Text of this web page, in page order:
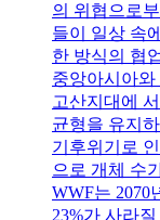
의 위협으로
들이 일상 속
한 방식의 협
중앙아시아와
고산지대에
균형을 유지하
기후위기로
으로 개체 수
WWF는 2070
23%가 사라